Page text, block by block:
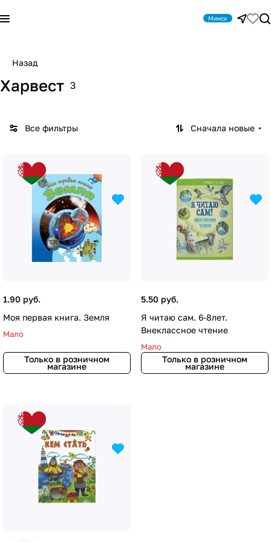
Минск
Назад
Харвест 3
Все фильтры Сначала новые
1.90 руб.
Моя первая книга. Земля
Мало
Только в розничном
магазине
5.50 руб.
Я читаю сам. 6-8лет.
Внеклассное чтение
Мало
Только в розничном
магазине